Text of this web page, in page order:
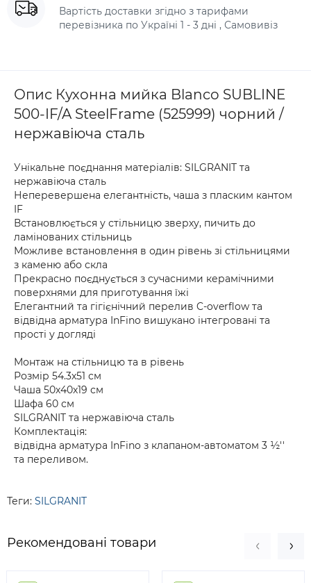
Вартість доставки згідно з тарифами
перевізника по Україні 1 - 3 дні , Самовивіз
Опис Кухонна мийка Blanco SUBLINE
500-IF/A SteelFrame (525999) чорний /
нержавіюча сталь
Унікальне поєднання матеріалів: SILGRANIT та
нержавіюча сталь
Неперевершена елегантність, чаша з пласким кантом
IF
Встановлюється у стільницю зверху, пичить до
ламінованих стільниць
Можливе встановлення в один рівень зі стільницями
з каменю або скла
Прекрасно поєднується з сучасними керамічними
поверхнями для приготування їжі
Елегантний та гігієнічний перелив C-overflow та
відвідна арматура InFino вишукано інтегровані та
прості у догляді
Монтаж на стільницю та в рівень
Розмір 54.3х51 см
Чаша 50х40х19 см
Шафа 60 см
SILGRANIT та нержавіюча сталь
Комплектація:
відвідна арматура InFino з клапаном-автоматом 3 ½''
та переливом.
Теги: SILGRANIT
Рекомендовані товари